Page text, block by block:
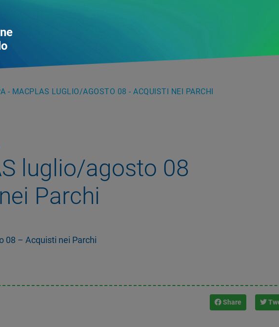
- MACPLAS LUGLIO/AGOSTO 08 - ACQUISTI NEI PARCHI
luglio/agosto 08
Parchi
08 – Acquisti nei Parchi
Share